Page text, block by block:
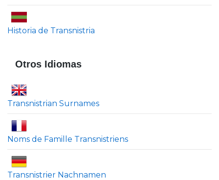
Historia de Transnistria
Otros Idiomas
Transnistrian Surnames
Noms de Famille Transnistriens
Transnistrier Nachnamen